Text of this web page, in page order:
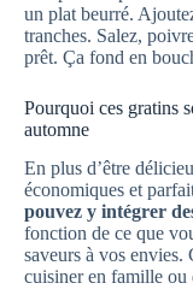
un plat beurré.
tranches. Salez,
prêt. Ça fond en
Pourquoi ces gratins
automne
En plus d’être
économiques et
pouvez y intégrer
fonction de ce que
saveurs à vos envies.
cuisiner en famille ou